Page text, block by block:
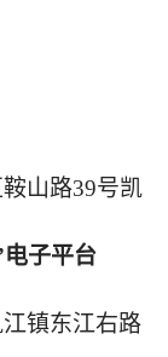
山路39号凯
子平台
镇东江右路